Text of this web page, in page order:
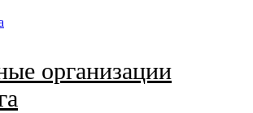
организации